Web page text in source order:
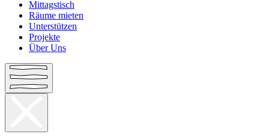
Mittagstisch
Räume mieten
Unterstützen
Projekte
Über Uns